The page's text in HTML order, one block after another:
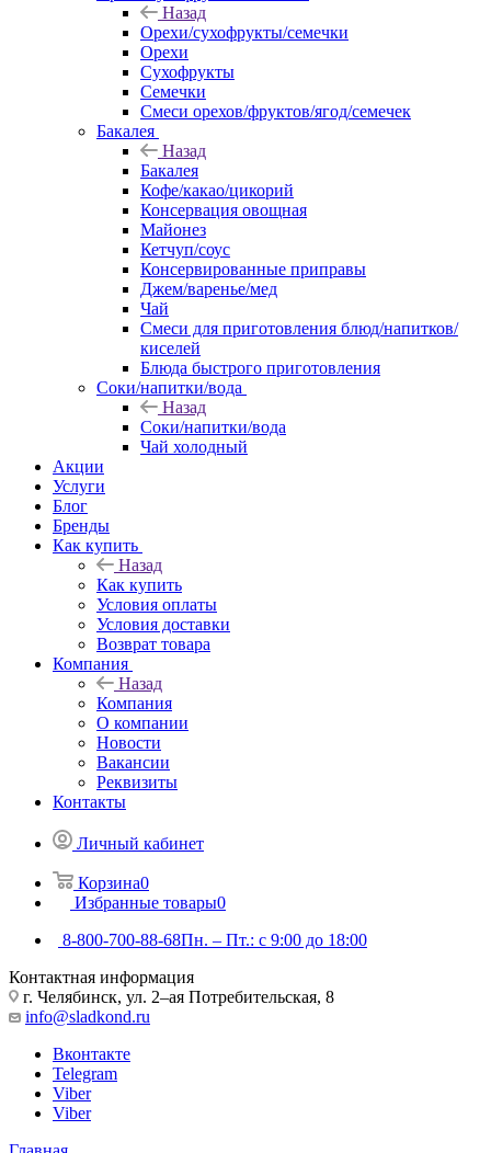
Назад
Орехи/сухофрукты/семечки
Орехи
Сухофрукты
Семечки
Смеси орехов/фруктов/ягод/семечек
Бакалея
Назад
Бакалея
Кофе/какао/цикорий
Консервация овощная
Майонез
Кетчуп/соус
Консервированные приправы
Джем/варенье/мед
Чай
Смеси для приготовления блюд/напитков/
киселей
Блюда быстрого приготовления
Соки/напитки/вода
Назад
Соки/напитки/вода
Чай холодный
Акции
Услуги
Блог
Бренды
Как купить
Назад
Как купить
Условия оплаты
Условия доставки
Возврат товара
Компания
Назад
Компания
О компании
Новости
Вакансии
Реквизиты
Контакты
Личный кабинет
Корзина0
Избранные товары0
8-800-700-88-68Пн. – Пт.: с 9:00 до 18:00
Контактная информация
г. Челябинск, ул. 2–ая Потребительская, 8
info@sladkond.ru
Вконтакте
Telegram
Viber
Viber